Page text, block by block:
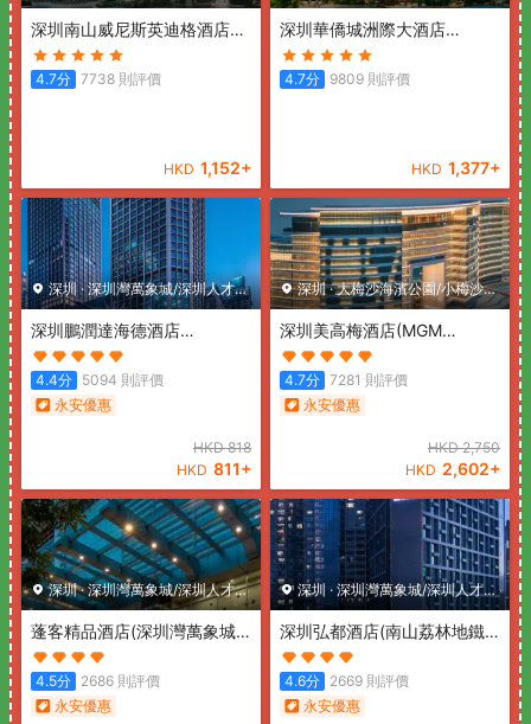
深圳南山威尼斯英迪格酒店
(Hotel Indigo SHENZHEN
OVERSEAS CHINESE TOWN
4.7分 7738 則評價
HKD 1,152+
深圳華僑城洲際大酒店
(InterContinental Shenzhen)
4.7分 9809 則評價
HKD 1,377+
深圳·深圳灣萬象城/深圳人才公
園
深圳鵬潤達海德酒店
(Pengrunda Hyde Hotel
Shenzhen)
4.4分 5094 則評價
永安優惠
HKD818
HKD 811+
深圳·大梅沙海濱公園/小梅沙海
濱樂園
深圳美高梅酒店(MGM
Shenzhen)
4.7分 7281 則評價
永安優惠
HKD2,750
HKD 2,602+
深圳·深圳灣萬象城/深圳人才公
園
蓬客精品酒店(深圳灣萬象城
店)(Pengke Boutique Hotel
(Shenzhen Science Park
Coast City))
4.5分 2686 則評價
永安優惠
深圳 ·深圳灣萬象城/深圳人才公
園
深圳弘都酒店(南山荔林地鐵
站店) (Shenzhen hongdu
Hotel (Nanshan Subway
Station))
4.6分 2669 則評價
永安優惠